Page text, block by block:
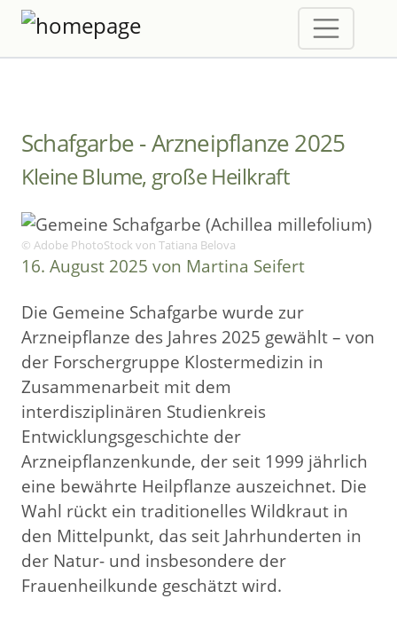
Schafgarbe - Arzneipflanze 2025
Kleine Blume, große Heilkraft
© Adobe PhotoStock von Tatiana Belova
16. August 2025 von Martina Seifert
Die Gemeine Schafgarbe wurde zur
Arzneipflanze des Jahres 2025 gewählt – von
der Forschergruppe Klostermedizin in
Zusammenarbeit mit dem
interdisziplinären Studienkreis
Entwicklungsgeschichte der
Arzneipflanzenkunde, der seit 1999 jährlich
eine bewährte Heilpflanze auszeichnet. Die
Wahl rückt ein traditionelles Wildkraut in
den Mittelpunkt, das seit Jahrhunderten in
der Natur- und insbesondere der
Frauenheilkunde geschätzt wird.